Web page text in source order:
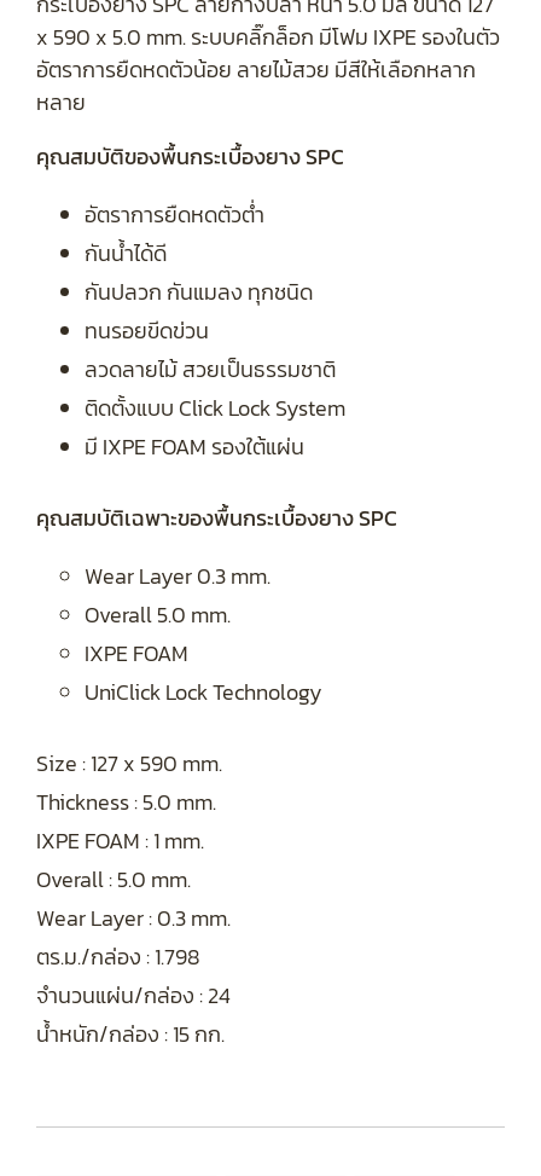
x 590 x 5.0 mm. ระบบคลิ๊กล็อก มีโฟม IXPE รองในตัว
อัตราการยืดหดตัวน้อย ลายไม้สวย มีสีให้เลือกหลาก
หลาย
คุณสมบัติของพื้นกระเบื้องยาง SPC
อัตราการยืดหดตัวต่ำ
กันน้ำได้ดี
กันปลวก กันแมลง ทุกชนิด
ทนรอยขีดข่วน
ลวดลายไม้ สวยเป็นธรรมชาติ
ติดตั้งแบบ Click Lock System
มี IXPE FOAM รองใต้แผ่น
คุณสมบัติเฉพาะของพื้นกระเบื้องยาง SPC
Wear Layer 0.3 mm.
Overall 5.0 mm.
IXPE FOAM
UniClick Lock Technology
Size : 127 x 590 mm.
Thickness : 5.0 mm.
IXPE FOAM : 1 mm.
Overall : 5.0 mm.
Wear Layer : 0.3 mm.
ตร.ม./กล่อง : 1.798
จำนวนแผ่น/กล่อง : 24
น้ำหนัก/กล่อง : 15 กก.